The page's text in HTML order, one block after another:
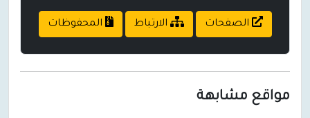
الصفحات الارتباط المحفوظات
مواقع مشابهة